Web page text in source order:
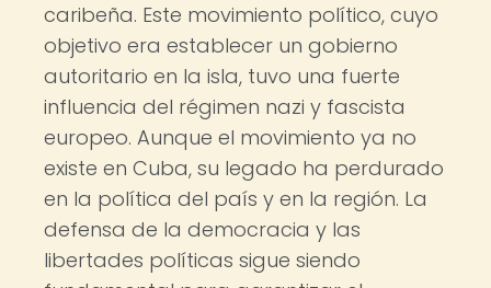
caribeña. Este movimiento político, cuyo
objetivo era establecer un gobierno
autoritario en la isla, tuvo una fuerte
influencia del régimen nazi y fascista
europeo. Aunque el movimiento ya no
existe en Cuba, su legado ha perdurado
en la política del país y en la región. La
defensa de la democracia y las
libertades políticas sigue siendo